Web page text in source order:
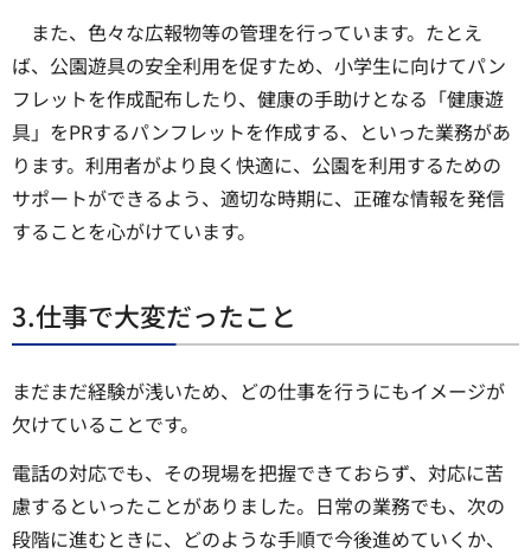
また、色々な広報物等の管理を行っています。たとえ
ば、公園遊具の安全利用を促すため、小学生に向けてパン
フレットを作成配布したり、健康の手助けとなる「健康遊
具」をPRするパンフレットを作成する、といった業務があ
ります。利用者がより良く快適に、公園を利用するための
サポートができるよう、適切な時期に、正確な情報を発信
することを心がけています。
3.仕事で大変だったこと
まだまだ経験が浅いため、どの仕事を行うにもイメージが
欠けていることです。
電話の対応でも、その現場を把握できておらず、対応に苦
慮するといったことがありました。日常の業務でも、次の
段階に進むときに、どのような手順で今後進めていくか、